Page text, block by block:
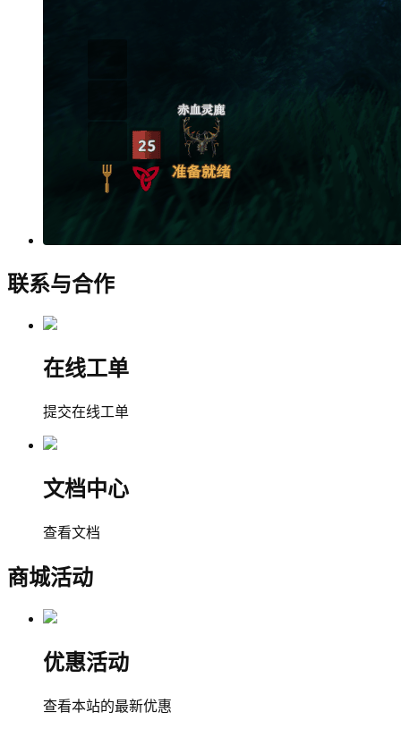
联系与合作
在线工单
提交在线工单
文档中心
查看文档
商城活动
优惠活动
查看本站的最新优惠